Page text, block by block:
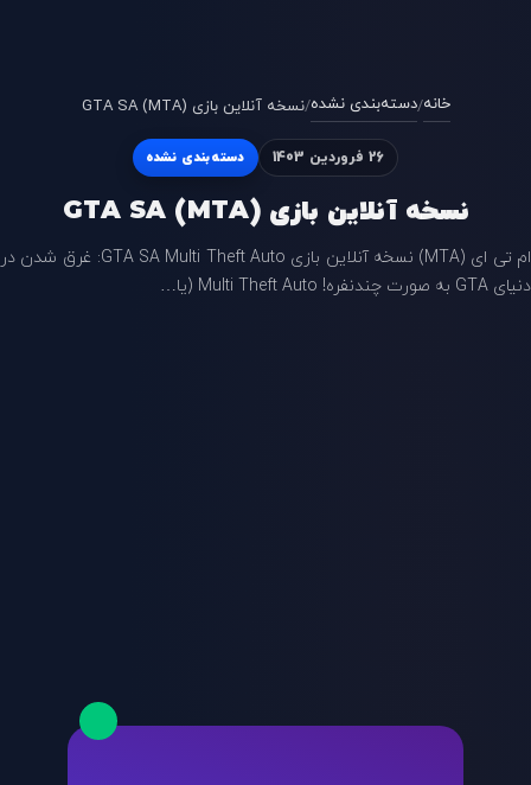
خانه/دسته‌بندی نشده/نسخه آنلاین بازی GTA SA (MTA)
26 فروردین 1403 دسته‌بندی نشده
نسخه آنلاین بازی GTA SA (MTA)
ام تی ای (MTA) نسخه آنلاین بازی GTA SA Multi Theft Auto: غرق شدن در
دنیای GTA به صورت چندنفره! Multi Theft Auto (یا…